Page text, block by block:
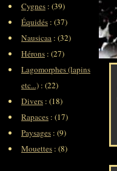
Cygnes : (39)
Équidés : (37)
Nausicaa : (32)
Hérons : (27)
Lagomorphes (lapins
etc...) : (22)
Divers : (18)
Rapaces : (17)
Paysages : (9)
Mouettes : (8)